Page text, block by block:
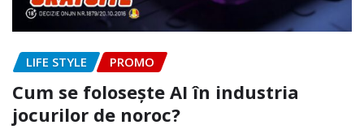
LIFE STYLE PROMO
Cum se folosește AI în industria
jocurilor de noroc?